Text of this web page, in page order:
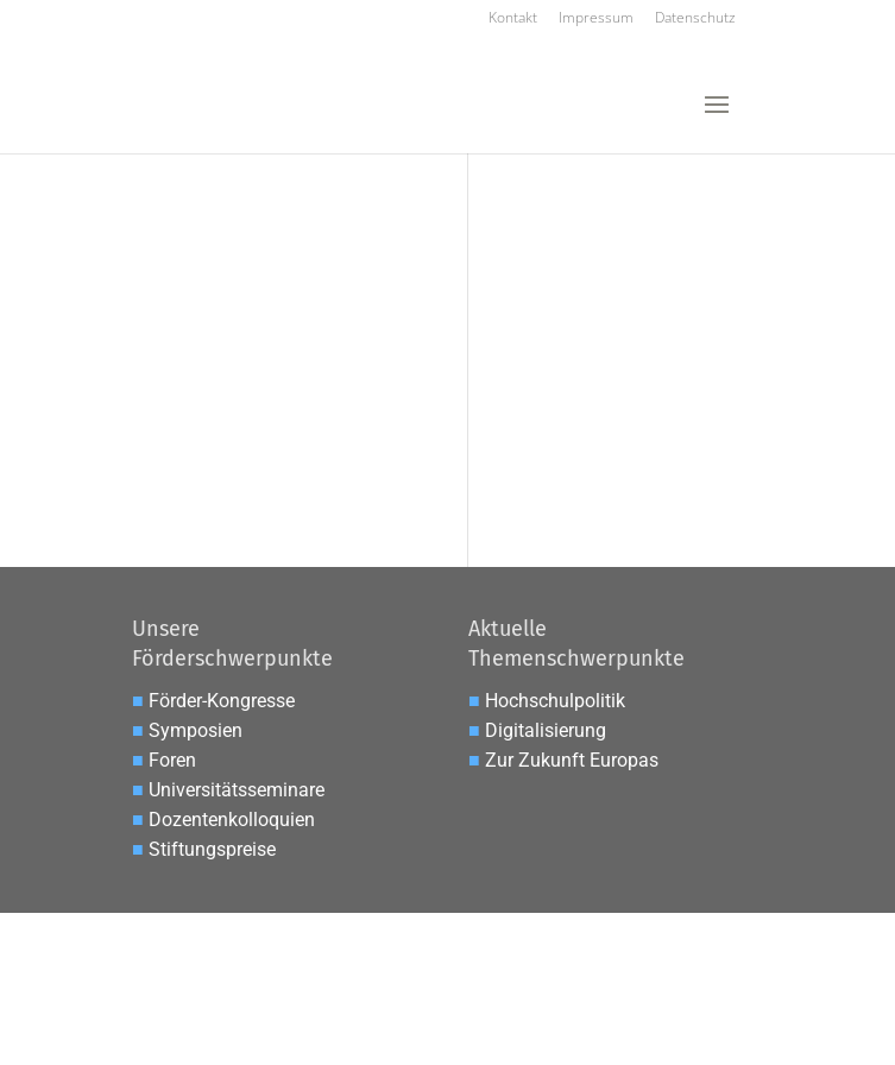
Kontakt Impressum Datenschutz
Unsere
Förderschwerpunkte
■ Förder-Kongresse
■ Symposien
■ Foren
■ Universitätsseminare
■ Dozentenkolloquien
■ Stiftungspreise
Aktuelle
Themenschwerpunkte
■ Hochschulpolitik
■ Digitalisierung
■ Zur Zukunft Europas